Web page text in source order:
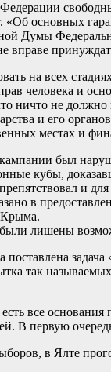
«Об основных
Думы
на всех
человека и
ничто не
и его
местах и
был
кубы,
и
в
лишены
так называемых
все основания
В первую
в Ялте